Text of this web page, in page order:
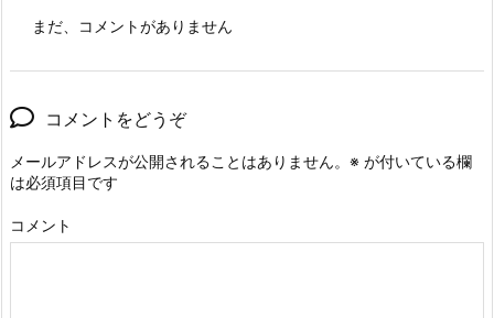
まだ、コメントがありません
コメントをどうぞ
メールアドレスが公開されることはありません。 ※ が付いている欄
は必須項目です
コメント